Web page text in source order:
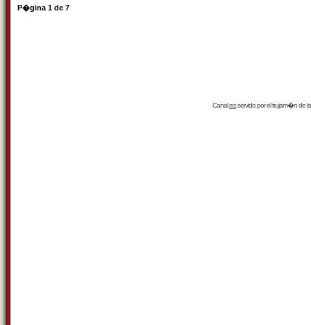
P�gina 1 de 7
Canalrssservido por eltrujam�nde